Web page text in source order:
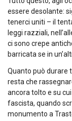
essere desolante:
tenerci uniti – il
leggi razziali,
ci sono crepe
barricata se in
Quanto può durare
resta che
ancora tolto e su
fascista, quando
monumento a